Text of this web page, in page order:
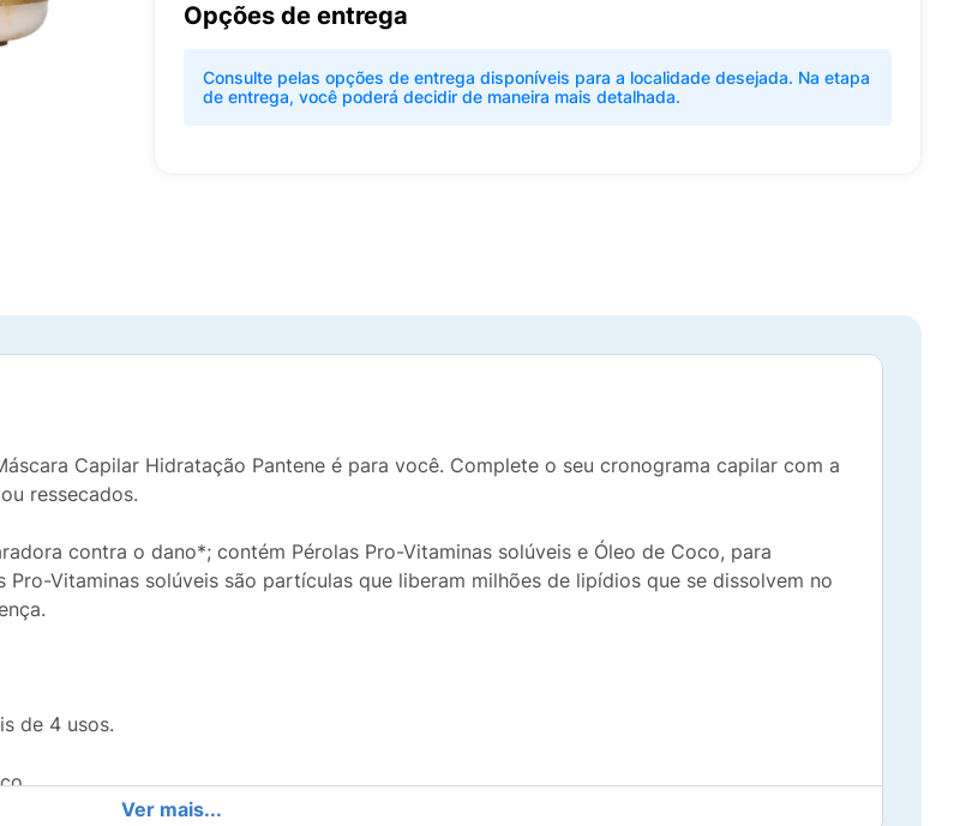
Opções de entrega
Consulte pelas opções de entrega disponíveis para a localidade desejada. Na etapa
de entrega, você poderá decidir de maneira mais detalhada.
Capilar Hidratação Pantene é para você. Complete o seu cronograma capilar com a
ressecados.
contra o dano*; contém Pérolas Pro-Vitaminas solúveis e Óleo de Coco, para
Vitaminas solúveis são partículas que liberam milhões de lipídios que se dissolvem no
de 4 usos.
Ver mais...